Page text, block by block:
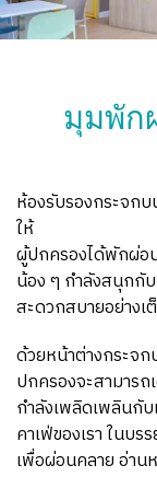
มุมพัก
ห้องรับรองกระจก
ให้
ผู้ปกครองได้พักผ่อ
น้อง ๆ กำลังสนุกกั
สะดวกสบายอย่างเ
ด้วยหน้าต่างกระจ
ปกครองจะสามาร
กำลังเพลิดเพลินกั
คาเฟ่ของเรา ในบร
เพื่อผ่อนคลาย อ่าน